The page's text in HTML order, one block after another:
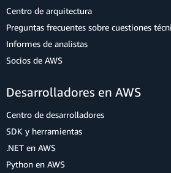
Centro de arquitectura
Preguntas frecuentes sobre cuestiones
Informes de analistas
Socios de AWS
Desarrolladores en AWS
Centro de desarrolladores
SDK y herramientas
.NET en AWS
Python en AWS